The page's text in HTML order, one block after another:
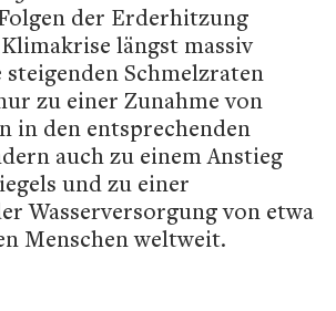
der Erderhitzung
längst massiv
Schmelzraten
zu einer Zunahme von
in den entsprechenden
auch zu einem Anstieg
und zu einer
Wasserversorgung von etwa
Menschen weltweit.